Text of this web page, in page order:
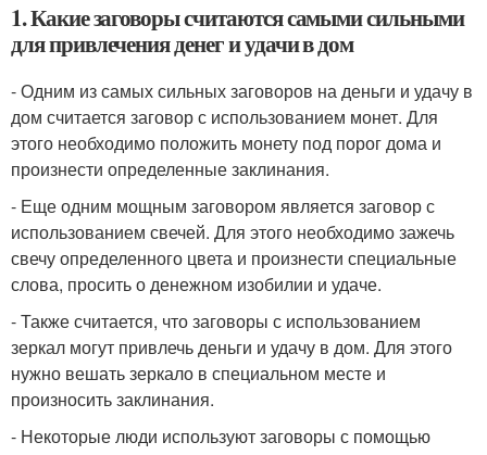
1. Какие заговоры считаются самыми сильными
для привлечения денег и удачи в дом
- Одним из самых сильных заговоров на деньги и удачу в
дом считается заговор с использованием монет. Для
этого необходимо положить монету под порог дома и
произнести определенные заклинания.
- Еще одним мощным заговором является заговор с
использованием свечей. Для этого необходимо зажечь
свечу определенного цвета и произнести специальные
слова, просить о денежном изобилии и удаче.
- Также считается, что заговоры с использованием
зеркал могут привлечь деньги и удачу в дом. Для этого
нужно вешать зеркало в специальном месте и
произносить заклинания.
- Некоторые люди используют заговоры с помощью